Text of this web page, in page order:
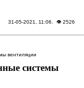
31-05-2021, 11:06 . 👁 2526
системы